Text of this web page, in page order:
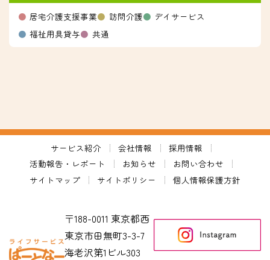
居宅介護支援事業 訪問介護
デイサービス
福祉用具貸与
共通
サービス紹介 会社情報
採用情報
活動報告・レポート
お知らせ
お問い合わせ
サイトマップ
サイトポリシー 個人情報保護方針
〒188-0011 東京都西
東京市田無町3-3-7
海老沢第1ビル303